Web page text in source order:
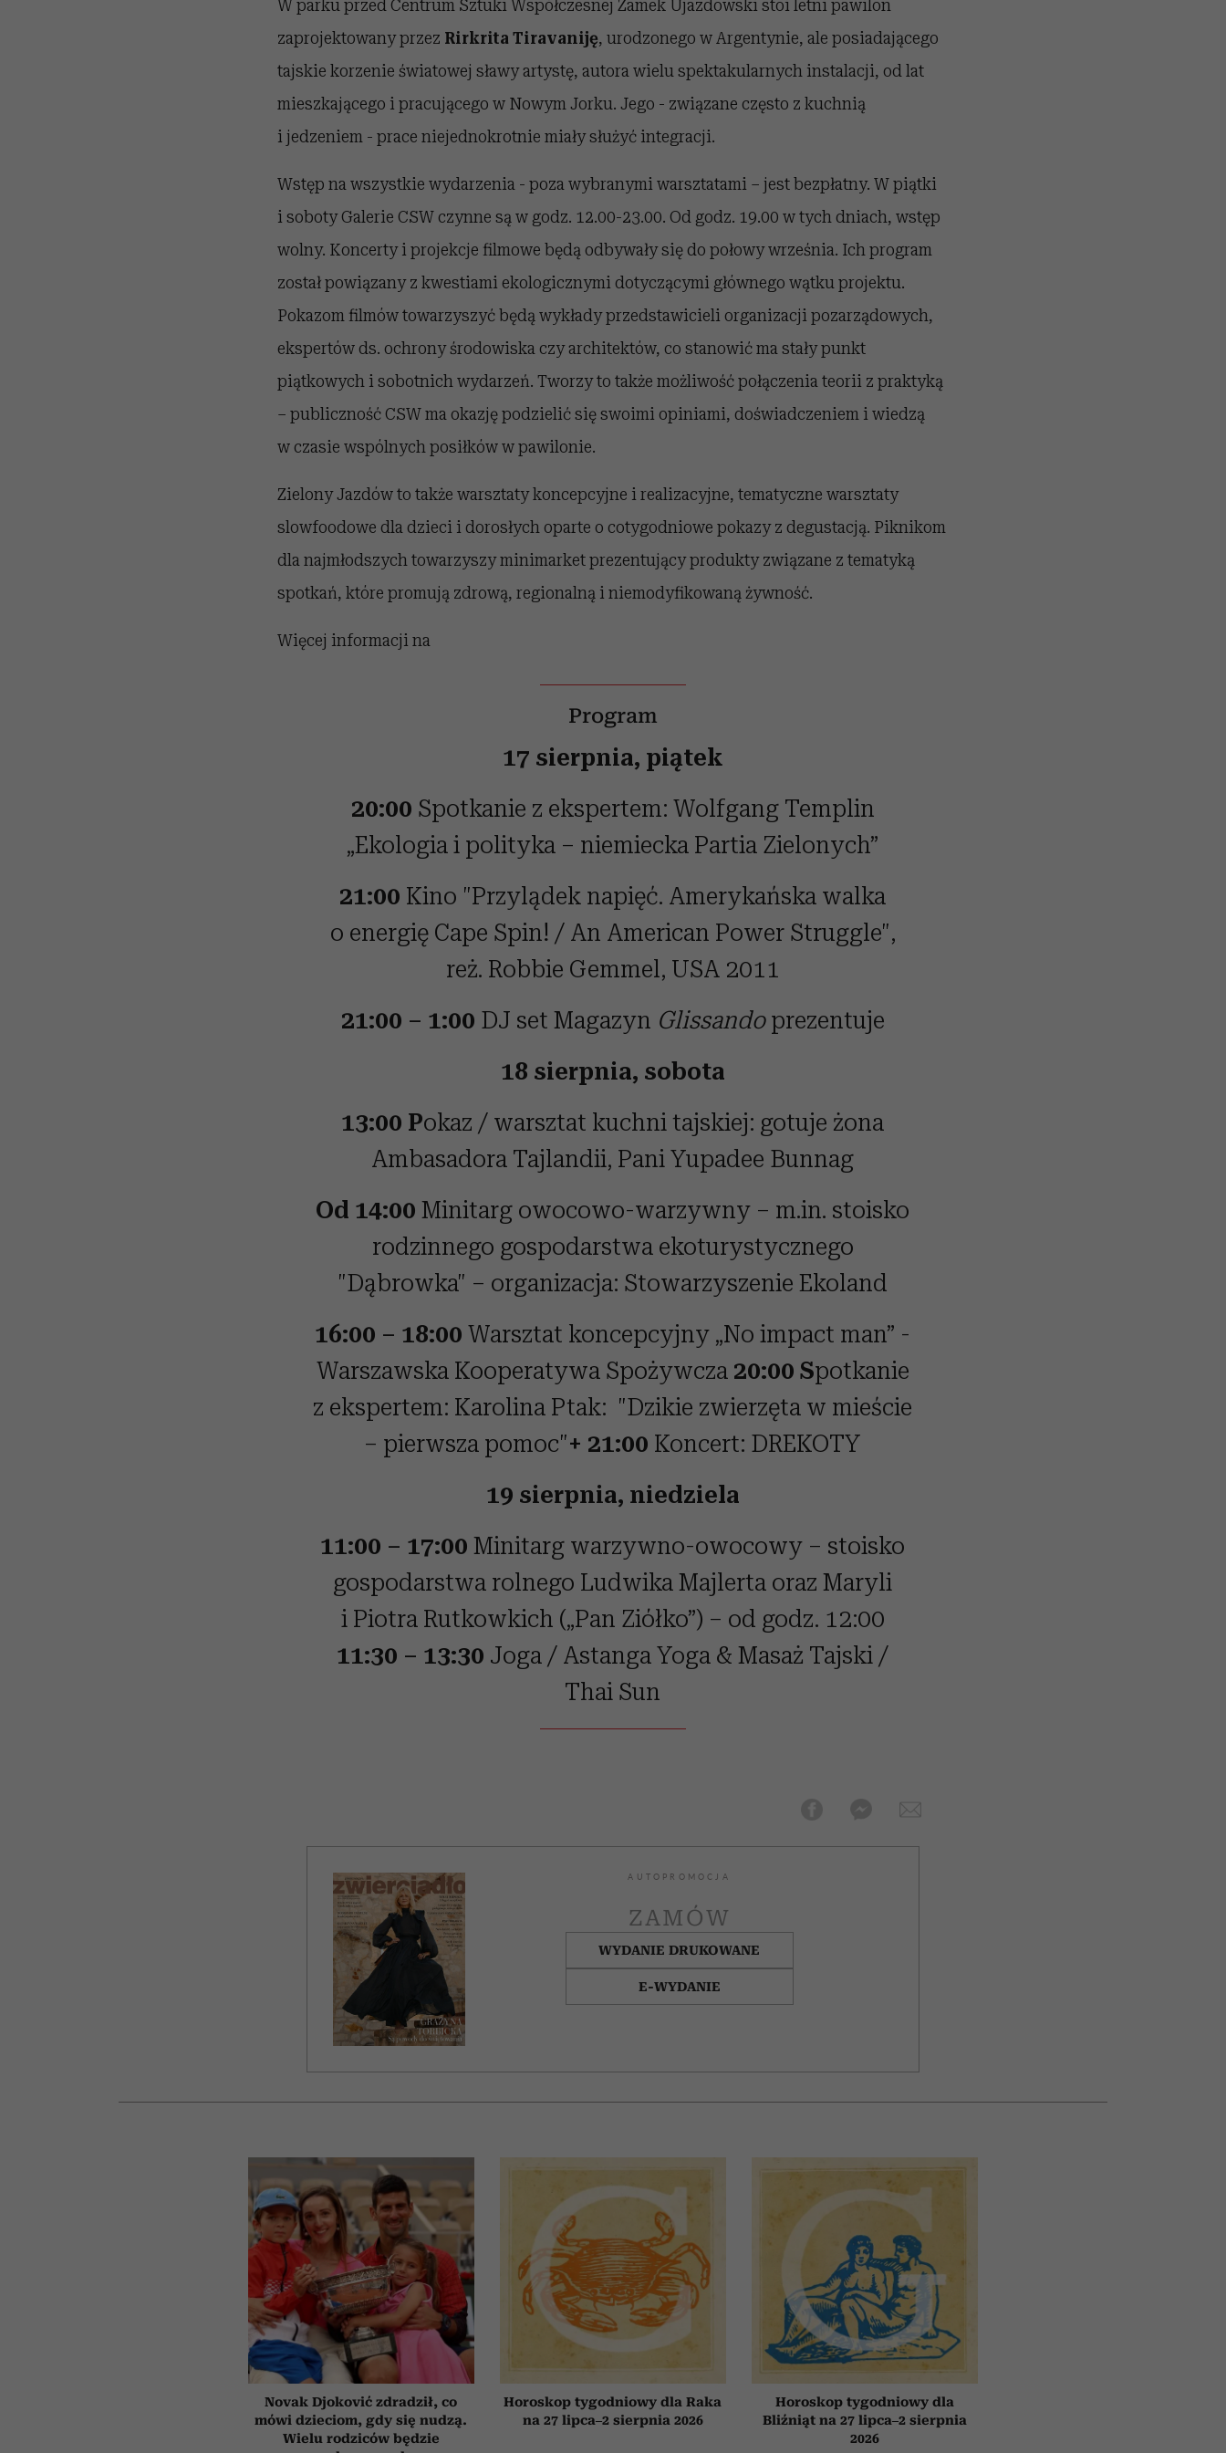
W parku przed Centrum Sztuki Współczesnej Zamek Ujazdowski stoi letni pawilon
zaprojektowany przez Rirkrita Tiravaniję, urodzonego w Argentynie, ale posiadającego
tajskie korzenie światowej sławy artystę, autora wielu spektakularnych instalacji, od lat
mieszkającego i pracującego w Nowym Jorku. Jego - związane często z kuchnią
i jedzeniem - prace niejednokrotnie miały służyć integracji.
Wstęp na wszystkie wydarzenia - poza wybranymi warsztatami – jest bezpłatny. W piątki
i soboty Galerie CSW czynne są w godz. 12.00-23.00. Od godz. 19.00 w tych dniach, wstęp
wolny. Koncerty i projekcje filmowe będą odbywały się do połowy września. Ich program
został powiązany z kwestiami ekologicznymi dotyczącymi głównego wątku projektu.
Pokazom filmów towarzyszyć będą wykłady przedstawicieli organizacji pozarządowych,
ekspertów ds. ochrony środowiska czy architektów, co stanowić ma stały punkt
piątkowych i sobotnich wydarzeń. Tworzy to także możliwość połączenia teorii z praktyką
– publiczność CSW ma okazję podzielić się swoimi opiniami, doświadczeniem i wiedzą
w czasie wspólnych posiłków w pawilonie.
Zielony Jazdów to także warsztaty koncepcyjne i realizacyjne, tematyczne warsztaty
slowfoodowe dla dzieci i dorosłych oparte o cotygodniowe pokazy z degustacją. Piknikom
dla najmłodszych towarzyszy minimarket prezentujący produkty związane z tematyką
spotkań, które promują zdrową, regionalną i niemodyfikowaną żywność.
Więcej informacji na
Program
17 sierpnia, piątek
20:00 Spotkanie z ekspertem: Wolfgang Templin
„Ekologia i polityka – niemiecka Partia Zielonych”
21:00 Kino "Przylądek napięć. Amerykańska walka
o energię Cape Spin! / An American Power Struggle",
reż. Robbie Gemmel, USA 2011
21:00 – 1:00 DJ set Magazyn Glissandoprezentuje
18 sierpnia, sobota
13:00 Pokaz / warsztat kuchni tajskiej: gotuje żona
Ambasadora Tajlandii, Pani Yupadee Bunnag
Od 14:00Minitarg owocowo-warzywny – m.in. stoisko
rodzinnego gospodarstwa ekoturystycznego
"Dąbrowka" – organizacja: Stowarzyszenie Ekoland
16:00 – 18:00 Warsztat koncepcyjny „No impact man” -
Warszawska Kooperatywa Spożywcza 20:00 Spotkanie
z ekspertem: Karolina Ptak: "Dzikie zwierzęta w mieście
– pierwsza pomoc"+ 21:00 Koncert: DREKOTY
19 sierpnia, niedziela
11:00 – 17:00Minitarg warzywno-owocowy – stoisko
gospodarstwa rolnego Ludwika Majlerta oraz Maryli
i Piotra Rutkowkich („Pan Ziółko”) – od godz. 12:00
11:30 – 13:30 Joga / Astanga Yoga & Masaż Tajski /
Thai Sun
AUTOPROMOCJA
ZAMÓW
WYDANIE DRUKOWANE
E-WYDANIE
Novak Djoković zdradził, co
mówi dzieciom, gdy się nudzą.
Wielu rodziców będzie
Horoskop tygodniowy dla Raka
na 27 lipca–2 sierpnia 2026
Horoskop tygodniowy dla
Bliźniąt na 27 lipca–2 sierpnia
2026